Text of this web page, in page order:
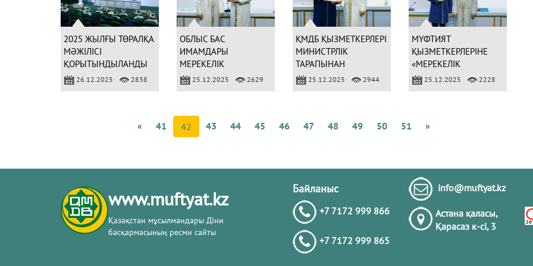
2025 ЖЫЛҒЫ ТӨРАЛҚА
МӘЖІЛІСІ
ҚОРЫТЫНДЫЛАНДЫ
26.12.2025 2838
ОБЛЫС БАС
ИМАМДАРЫ
МЕРЕКЕЛІК
МЕДАЛЬМЕН
МАРАПАТТАЛДЫ
25.12.2025 2629
ҚМДБ ҚЫЗМЕТКЕРЛЕРІ
МИНИСТРЛІК
ТАРАПЫНАН
МАРАПАТТАЛДЫ
25.12.2025 2944
МҮФТИЯТ
ҚЫЗМЕТКЕРЛЕРІНЕ
«МЕРЕКЕЛІК
МЕДАЛЬДАР»
ТАБЫСТАЛДЫ
25.12.2025 2228
« 41 42 43 44 45 46 47 48 49 50 51 »
www.muftyat.kz
Қазақстан мұсылмандары Діни
басқармасының ресми сайты
Байланыс
+7 7172 999 866
+7 7172 999 865
info@muftyat.kz
Астана қаласы,
Қарасаз к-сi, 3